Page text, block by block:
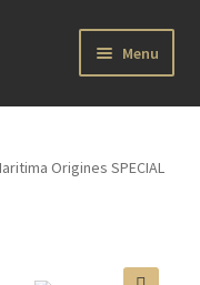
Menu
Origines SPECIAL